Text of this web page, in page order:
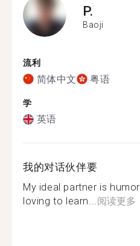
P.
Baoji
流利
简体中文 粤语
学
英语
我的对话伙伴要
My ideal partner is
loving to learn...阅读更多